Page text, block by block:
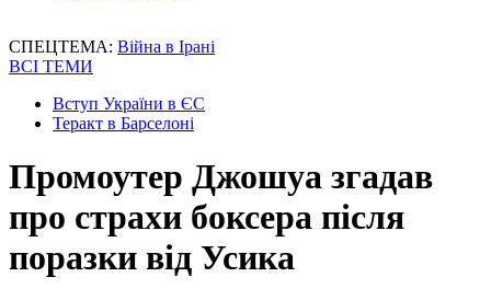
СПЕЦТЕМА: Війна в Ірані
ВСІ ТЕМИ
Вступ України в ЄС
Теракт в Барселоні
Промоутер Джошуа згадав
про страхи боксера після
поразки від Усика